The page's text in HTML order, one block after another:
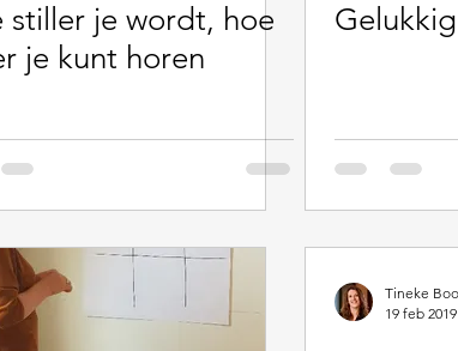
stiller je wordt, hoe
je kunt horen
Tineke
19 feb 2019